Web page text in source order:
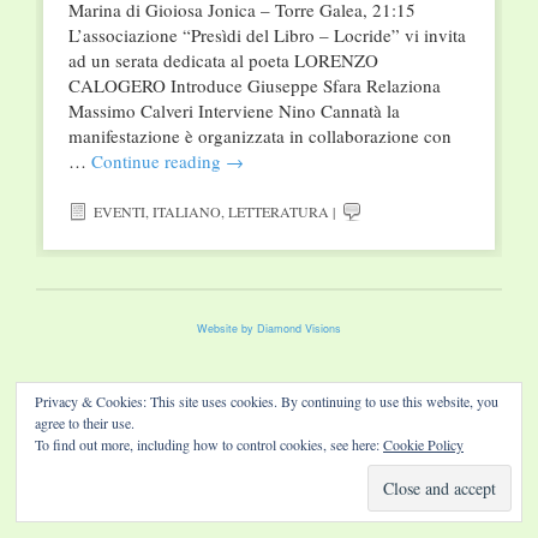
Marina di Gioiosa Jonica – Torre Galea, 21:15
L’associazione “Presìdi del Libro – Locride” vi invita
ad un serata dedicata al poeta LORENZO
CALOGERO Introduce Giuseppe Sfara Relaziona
Massimo Calveri Interviene Nino Cannatà la
manifestazione è organizzata in collaborazione con
… Continue reading →
EVENTI,ITALIANO,LETTERATURA |
Website by Diamond Visions
Privacy & Cookies: This site uses cookies. By continuing to use this website, you
agree to their use.
To find out more, including how to control cookies, see here:Cookie Policy